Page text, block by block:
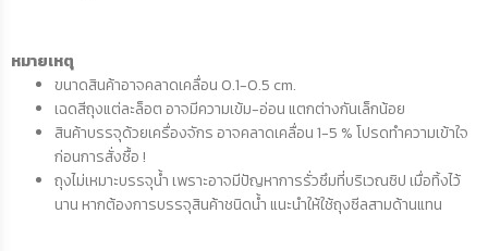
หมายเหตุ
ขนาดสินค้าอาจคลาดเคลื่อน 0.1-0.5 cm.
เฉดสีถุงแต่ละล็อต อาจมีความเข้ม-อ่อน แตกต่างกันเล็กน้อย
สินค้าบรรจุด้วยเครื่องจักร อาจคลาดเคลื่อน 1-5 % โปรดทำความเข้าใจ
ก่อนการสั่งซื้อ !
ถุงไม่เหมาะบรรจุน้ำ เพราะอาจมีปัญหาการรั่วซึมที่บริเวณซิป เมื่อทิ้งไว้
นาน หากต้องการบรรจุสินค้าชนิดน้ำ แนะนำให้ใช้ถุงซีลสามด้านแทน